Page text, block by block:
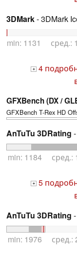
3DMark- 3DMark
min: 1131
+ 4
GFXBench (DX /
GFXBench T-Rex HD
AnTuTu 3DRating
min: 1184
+ 5
AnTuTu 3DRating
min: 1976